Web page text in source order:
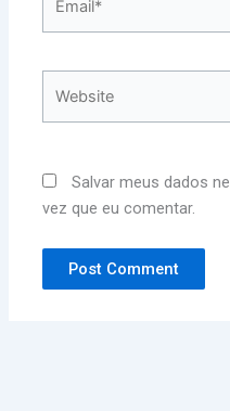
Salvar meus dados
vez que eu comentar.